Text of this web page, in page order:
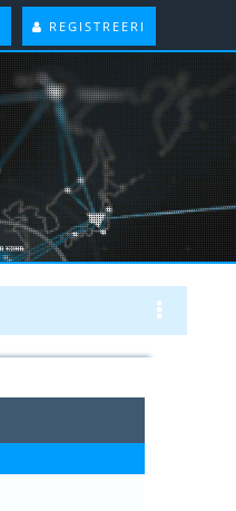
REGISTREERI